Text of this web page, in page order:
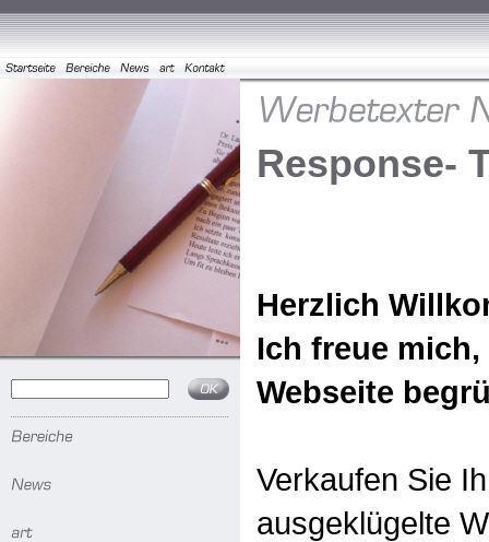
Response-
Herzlich
Ich freue
Webseite
Verkaufen Sie
ausgeklügelte